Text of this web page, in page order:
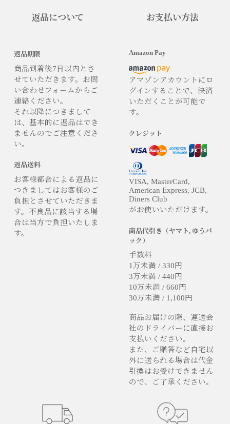
返品について
返品期限
商品到着後7日以内とさ
せていただきます。お問
い合わせフォームからご
連絡ください。
それ以降につきまして
は、基本的に返品はでき
ませんのでご注意くださ
い。
返品送料
お客様都合による返品に
つきましてはお客様のご
負担とさせていただきま
す。不良品に該当する場
合は当方で負担いたしま
す。
お支払い方法
Amazon Pay
アマゾンアカウントにロ
グインすることで、決済
いただくことが可能で
す。
クレジット
VISA, MasterCard,
American Express, JCB,
Diners Club
がお使いいただけます。
商品代引き（ヤマト, ゆうパ
ック）
手数料
1万未満 / 330円
3万未満 / 440円
10万未満 / 660円
30万未満 / 1,100円
商品お届けの際、運送会
社のドライバーに直接お
支払いください。
また、ご贈答など自宅以
外に送られる場合は代金
引換はお受けできません
ので、ご了承ください。